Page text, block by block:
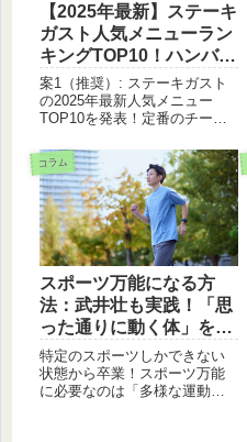
【2025年最新】ステーキ
ガスト人気メニューラン
キングTOP10！ハンバー
グ・カットステーキおす
すめ
案1（推奨）: ステーキガスト
の2025年最新人気メニュー
TOP10を発表！定番のチーズ
ステーキ、やわらかヒレステ
ーキ、希少な熟成ラウンドス
テーキまで、ブッフェ付きで
おすすめの逸品をランキング
形式でご紹介します。
コラム
スポーツ万能になる方
法：武井壮も実践！「思
った通りに動く体」を作
る3つの秘訣とトレーニ
ング
特定のスポーツしかできない
状態から卒業！スポーツ万能
に必要なのは「多様な運動経